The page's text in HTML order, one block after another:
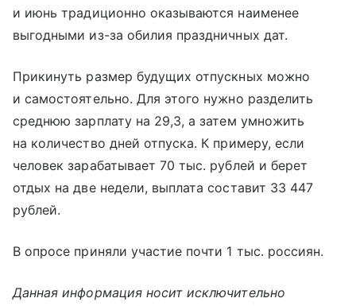
и июнь традиционно оказываются наименее
выгодными из-за обилия праздничных дат.
Прикинуть размер будущих отпускных можно
и самостоятельно. Для этого нужно разделить
среднюю зарплату на 29,3, а затем умножить
на количество дней отпуска. К примеру, если
человек зарабатывает 70 тыс. рублей и берет
отдых на две недели, выплата составит 33 447
рублей.
В опросе приняли участие почти 1 тыс. россиян.
Данная информация носит исключительно